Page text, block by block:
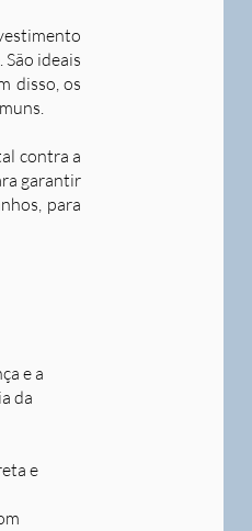
São ideais
disso, os
contra a
garantir
para
e a
da
e